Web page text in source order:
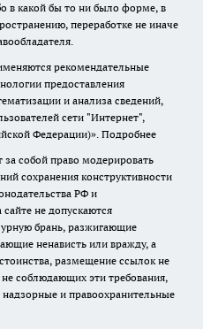
в какой бы то ни было форме, в
переработке не иначе
рекомендательные
предоставления
и анализа сведений,
сети "Интернет",
Федерации)». Подробнее
собой право модерировать
сохранения конструктивности
РФ и
не допускаются
брань, разжигающие
ненависть или вражду, а
размещение ссылок не
соблюдающих эти требования,
и правоохранительные